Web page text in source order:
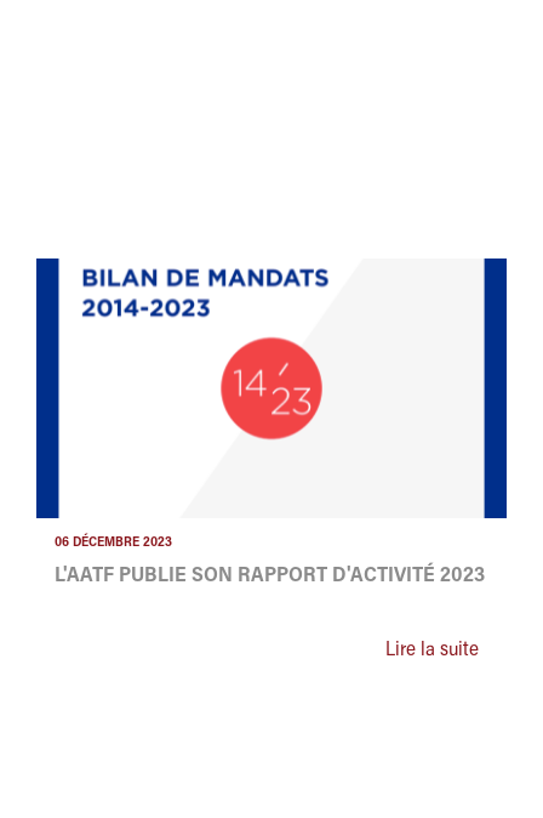
06 DÉCEMBRE 2023
L'AATF PUBLIE SON RAPPORT D'ACTIVITÉ 2023
Lire la suite